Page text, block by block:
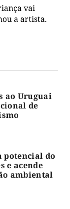
vai
a artista.
ao Uruguai
de
potencial do
e acende
ambiental